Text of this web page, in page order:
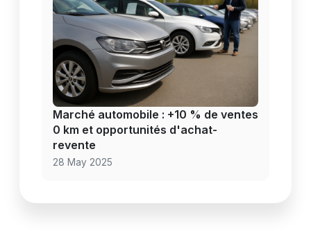
Marché automobile : +10 % de ventes
0 km et opportunités d'achat-
revente
28 May 2025